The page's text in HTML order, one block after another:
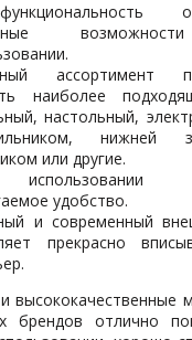
ассортимент
наиболее
настольный,
нижней
или другие.
удобство.
и современный
прекрасно
высококачественные
брендов отлично